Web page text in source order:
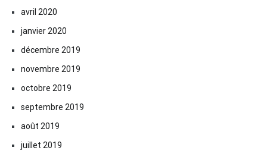
avril 2020
janvier 2020
décembre 2019
novembre 2019
octobre 2019
septembre 2019
août 2019
juillet 2019